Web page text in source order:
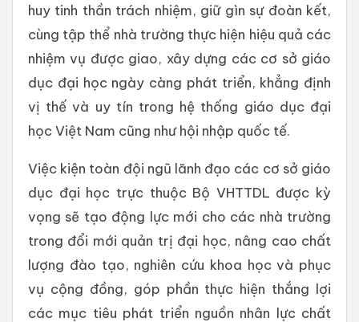
huy tinh thần trách nhiệm, giữ gìn sự đoàn kết,
cùng tập thể nhà trường thực hiện hiệu quả các
nhiệm vụ được giao, xây dựng các cơ sở giáo
dục đại học ngày càng phát triển, khẳng định
vị thế và uy tín trong hệ thống giáo dục đại
học Việt Nam cũng như hội nhập quốc tế.
Việc kiện toàn đội ngũ lãnh đạo các cơ sở giáo
dục đại học trực thuộc Bộ VHTTDL được kỳ
vọng sẽ tạo động lực mới cho các nhà trường
trong đổi mới quản trị đại học, nâng cao chất
lượng đào tạo, nghiên cứu khoa học và phục
vụ cộng đồng, góp phần thực hiện thắng lợi
các mục tiêu phát triển nguồn nhân lực chất